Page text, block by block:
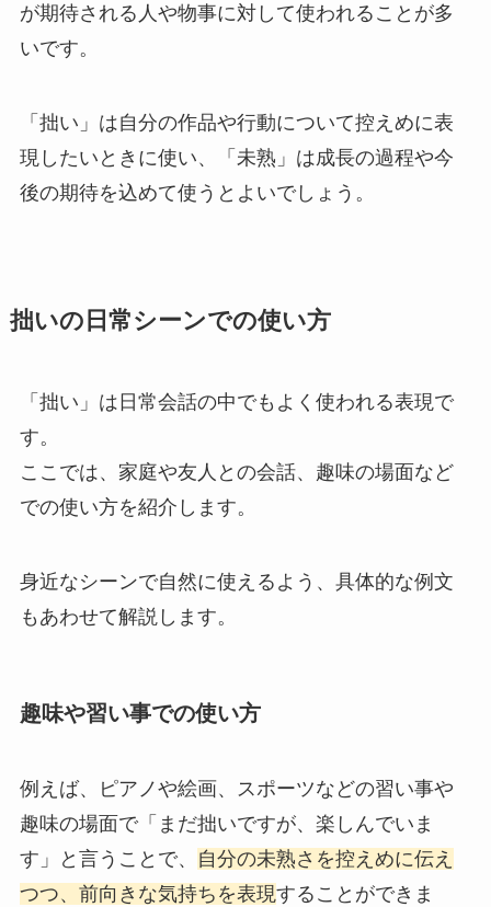
が期待される人や物事に対して使われることが多
いです。
「拙い」は自分の作品や行動について控えめに表
現したいときに使い、「未熟」は成長の過程や今
後の期待を込めて使うとよいでしょう。
拙いの日常シーンでの使い方
「拙い」は日常会話の中でもよく使われる表現で
す。
ここでは、家庭や友人との会話、趣味の場面など
での使い方を紹介します。
身近なシーンで自然に使えるよう、具体的な例文
もあわせて解説します。
趣味や習い事での使い方
例えば、ピアノや絵画、スポーツなどの習い事や
趣味の場面で「まだ拙いですが、楽しんでいま
す」と言うことで、
自分の未熟さを控えめに伝え
つつ、前向きな気持ちを表現することができま